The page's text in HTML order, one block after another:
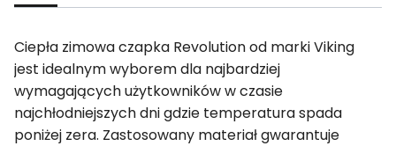
Ciepła zimowa czapka Revolution od marki Viking
jest idealnym wyborem dla najbardziej
wymagających użytkowników w czasie
najchłodniejszych dni gdzie temperatura spada
poniżej zera. Zastosowany materiał gwarantuje